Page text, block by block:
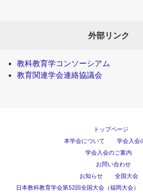
外部リンク
教科教育学コンソーシアム
教育関連学会連絡協議会
トップページ
本学会について
学会入会
学会入会のご案内
お問い合わせ
お知らせ
全国大会
日本教科教育学会第52回全国大会（福岡大会）